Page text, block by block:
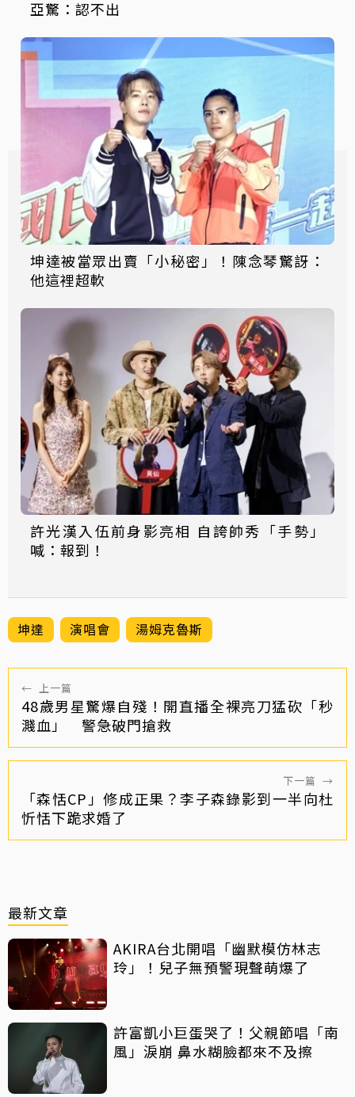
亞驚：認不出
坤達被當眾出賣「小秘密」！陳念琴驚訝：
他這裡超軟
許光漢入伍前身影亮相 自誇帥秀「手勢」
喊：報到！
坤達 演唱會 湯姆克魯斯
← 上一篇
48歲男星驚爆自殘！開直播全裸亮刀猛砍「秒
濺血」 警急破門搶救
下一篇 →
「森恬CP」修成正果？李子森錄影到一半向杜
忻恬下跪求婚了
最新文章
AKIRA台北開唱「幽默模仿林志
玲」！兒子無預警現聲萌爆了
許富凱小巨蛋哭了！父親節唱「南
風」淚崩 鼻水糊臉都來不及擦